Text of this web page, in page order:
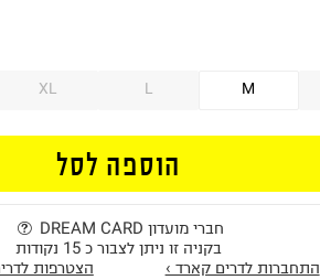
M
L
XL
הוספה לסל
חברי מועדון DREAM CARD
בקניה זו ניתן לצבור כ 15 נקודות
התחברות לדרים קארד ›
הצטרפות